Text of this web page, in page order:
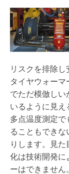
リスクを排除
タイヤウォー
でただ模倣しい
いるように見え
多点温度測定で
ることもでき
りします。見
化は技術開発に
ーはできません